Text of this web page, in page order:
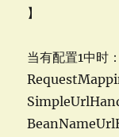
】
当有配置1中